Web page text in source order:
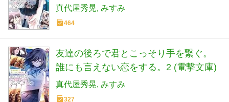
真代屋秀晃 みすみ
464
友達の後ろで君とこっそり手を繋ぐ。
誰にも言えない恋をする。2 (電撃文庫)
真代屋秀晃 みすみ
327